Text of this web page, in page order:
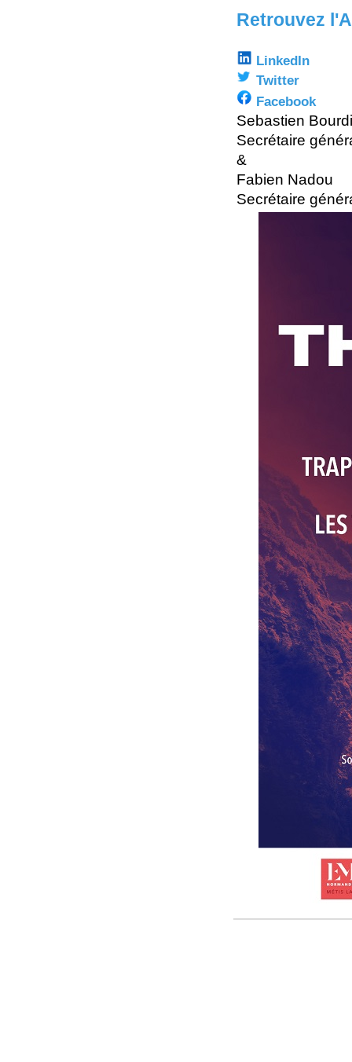
Retrouvez
LinkedIn
Twitter
Facebook
Sebastien
Secrétaire
&
Fabien Nadou
Secrétaire